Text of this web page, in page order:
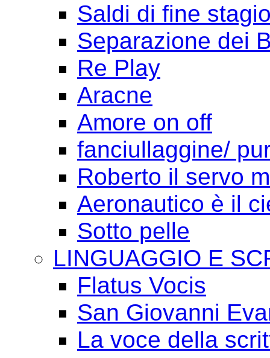
Saldi di fine
Separazione dei
Re Play
Aracne
Amore on off
fanciullaggine/
Roberto il servo
Aeronautico è il
Sotto pelle
LINGUAGGIO E
Flatus Vocis
San Giovanni
La voce della